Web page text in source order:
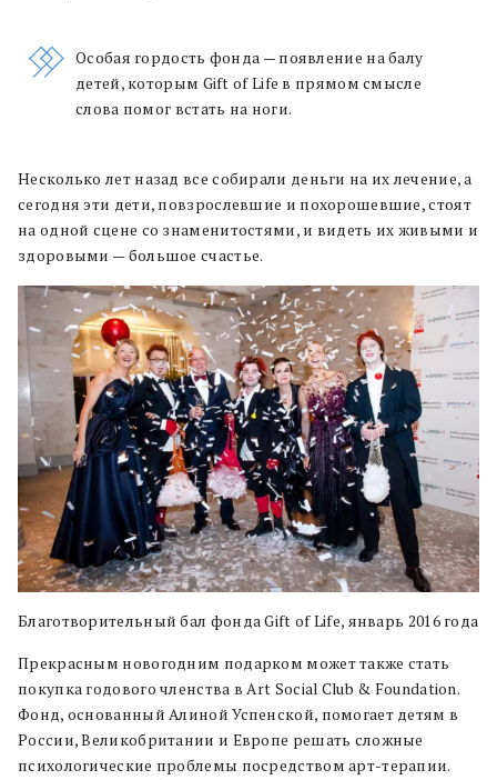
Особая гордость фонда — появление на балу
детей, которым Gift of Life в прямом смысле
слова помог встать на ноги.
Несколько лет назад все собирали деньги на их лечение, а
сегодня эти дети, повзрослевшие и похорошевшие, стоят
на одной сцене со знаменитостями, и видеть их живыми и
здоровыми — большое счастье.
Благотворительный бал фонда Gift of Life, январь 2016 года
Прекрасным новогодним подарком может также стать
покупка годового членства в Art Social Club & Foundation.
Фонд, основанный Алиной Успенской, помогает детям в
России, Великобритании и Европе решать сложные
психологические проблемы посредством арт-терапии.